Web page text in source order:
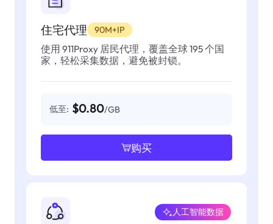
住宅代理 90M+IP
使用 911Proxy 居民代理，覆盖全球 195 个国
家，轻松采集数据，避免被封锁。
低至: $0.80/GB
购买
人工智能数据